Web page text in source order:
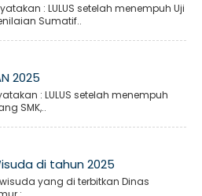
: LULUS setelah menempuh Uji
Sumatif..
2025
: LULUS setelah menempuh
SMK,..
di tahun 2025
yang di terbitkan Dinas